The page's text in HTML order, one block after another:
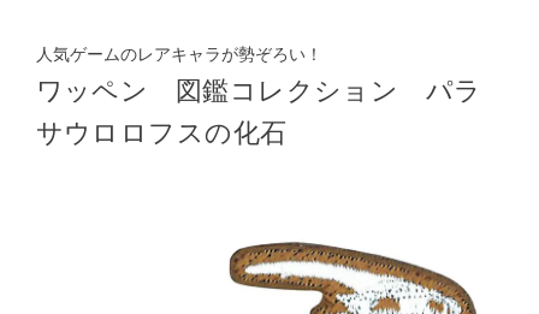
人気ゲームのレアキャラが勢ぞろい！
ワッペン 図鑑コレクション パラ
サウロロフスの化石